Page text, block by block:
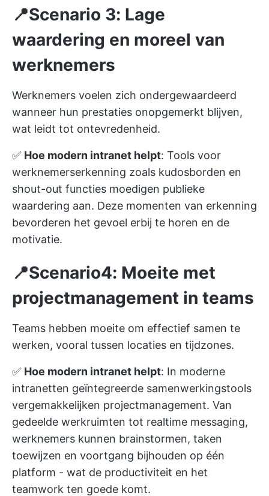
📍Scenario 3: Lage
waardering en moreel van
werknemers
Werknemers voelen zich ondergewaardeerd
wanneer hun prestaties onopgemerkt blijven,
wat leidt tot ontevredenheid.
✅ Hoe modern intranet helpt: Tools voor
werknemerserkenning zoals kudosborden en
shout-out functies moedigen publieke
waardering aan. Deze momenten van erkenning
bevorderen het gevoel erbij te horen en de
motivatie.
📍Scenario4: Moeite met
projectmanagement in teams
Teams hebben moeite om effectief samen te
werken, vooral tussen locaties en tijdzones.
✅ Hoe modern intranet helpt: In moderne
intranetten geïntegreerde samenwerkingstools
vergemakkelijken projectmanagement. Van
gedeelde werkruimten tot realtime messaging,
werknemers kunnen brainstormen, taken
toewijzen en voortgang bijhouden op één
platform - wat de productiviteit en het
teamwork ten goede komt.